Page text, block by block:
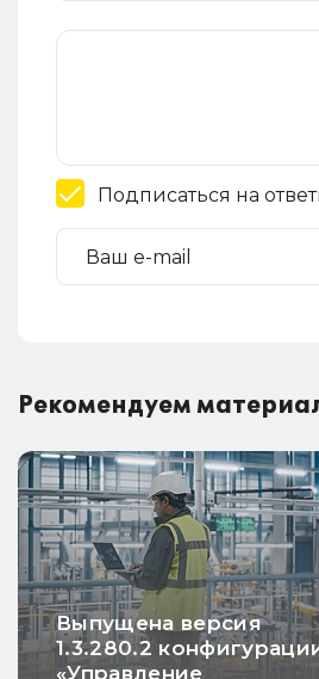
Подписаться на
Рекомендуем
Выпущена версия
1.3.280.2
«Управление